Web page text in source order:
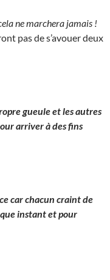
ne marchera jamais !
pas de s’avouer deux
gueule et les autres
arriver à des fins
car chacun craint de
instant et pour